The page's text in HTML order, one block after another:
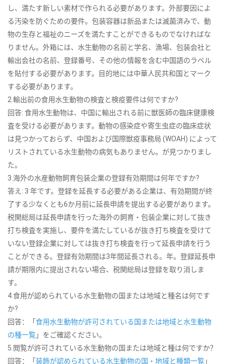
し、満たす新しい素材で作られる必要があります。外部要因によ
る汚染を防ぐための要件。包装容器は新品または滅菌済みで、動
物の生存と福祉のニーズを満たすことができるものでなければな
りません。外箱には、水生動物の名前と学名、漁場、包装会社と
輸出会社の名前、登録番号、その他の情報を含む中国語のラベル
を貼付する必要があります。目的地には中華人民共和国とマーク
する必要があります。
2.輸出前の食用水生動物の検査と検疫要件は何ですか?
回答: 食用水生動物は、中国に輸出される前に獣医師の臨床健康検
査を受ける必要があります。動物の感染症や寄生虫症の臨床症状
は見つかっておらず、中国および国際獣疫事務局 (WOAH) によって
リストされている水生動物の病気もありません。が見つかりまし
た。
3.海外の水産動物飼育包装企業の登録有効期間は何年ですか?
答え: 3 年です。登録を延長する必要がある企業は、有効期間が終
了する少なくとも6か月前に延長申請を提出する必要があります。
税関総局は延長申請を行った海外の飼育・包装企業に対して抜き
打ち検査を実施し、要件を満たしているが抜き打ち検査を受けて
いない登録企業に対しては抜き打ち検査を行って延長申請を行う
ことができる。登録有効期間は3年間延長される。年。登録延長申
請が期限内に提出されない場合、税関総局は登録を取り消しま
す。
4.食用が認められている水生動物の国または地域と種名は何です
か?
回答：「 食用水生動物が許可されている国または地域と水生動物
の種一覧 」をご確認ください。
5.閲覧が許可されている水生動物の国または地域と種は何ですか？
回答：「 装飾が認められている水生動物の国・地域と種類一覧 」